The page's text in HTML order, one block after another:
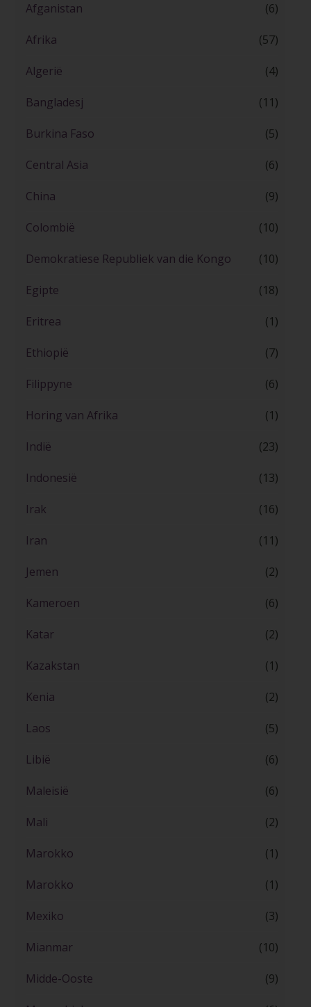
Afganistan (6)
Afrika (57)
Algerië (4)
Bangladesj (11)
Burkina Faso (5)
Central Asia (6)
China (9)
Colombië (10)
Demokratiese Republiek van die Kongo (10)
Egipte (18)
Eritrea (1)
Ethiopië (7)
Filippyne (6)
Horing van Afrika (1)
Indië (23)
Indonesië (13)
Irak (16)
Iran (11)
Jemen (2)
Kameroen (6)
Katar (2)
Kazakstan (1)
Kenia (2)
Laos (5)
Libië (6)
Maleisië (6)
Mali (2)
Marokko (1)
Marokko (1)
Mexiko (3)
Mianmar (10)
Midde-Ooste (9)